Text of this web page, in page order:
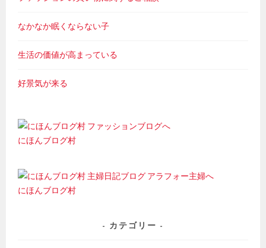
なかなか眠くならない子
生活の価値が高まっている
好景気が来る
にほんブログ村
にほんブログ村
カテゴリー